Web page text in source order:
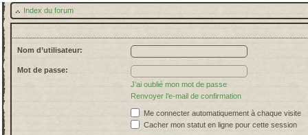
Index du forum
Nom d’utilisateur:
Mot de passe:
J’ai oublié mon mot de passe
Renvoyer l’e-mail de confirmation
Me connecter automatiquement à chaque visite
Cacher mon statut en ligne pour cette session